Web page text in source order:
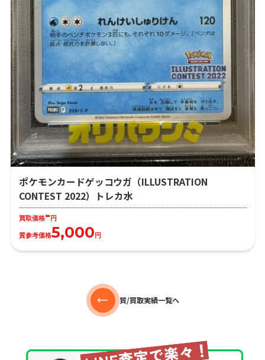
ポケモンカードゲッコウガ（ILLUSTRATION
CONTEST 2022）トレカ水
買取価格-円
質参考価格5,000円
質/買取実績一覧へ